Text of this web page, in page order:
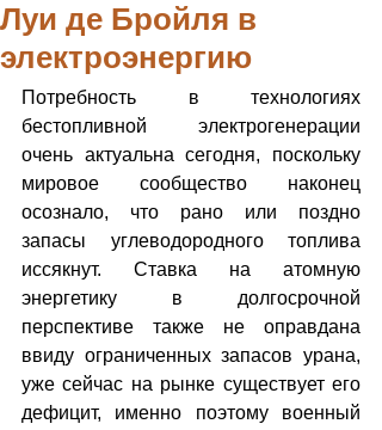
Луи де Бройля в
электроэнергию
Потребность в технологиях
бестопливной электрогенерации
очень актуальна сегодня, поскольку
мировое сообщество наконец
осознало, что рано или поздно
запасы углеводородного топлива
иссякнут. Ставка на атомную
энергетику в долгосрочной
перспективе также не оправдана
ввиду ограниченных запасов урана,
уже сейчас на рынке существует его
дефицит, именно поэтому военный